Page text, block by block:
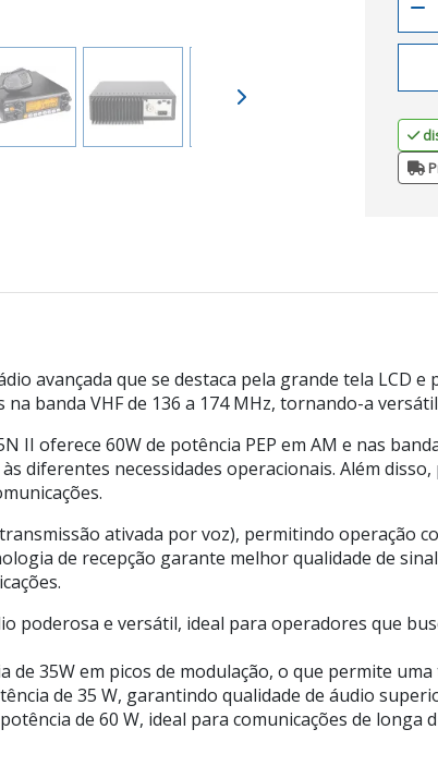
avançada que se destaca pela grande tela LCD
na banda VHF de 136 a 174 MHz, tornando-a
II oferece 60W de potência PEP em AM e nas
diferentes necessidades operacionais. Além
ativada por voz), permitindo operação
de recepção garante melhor qualidade de
poderosa e versátil, ideal para operadores que
de 35W em picos de modulação, o que permite
de 35 W, garantindo qualidade de áudio
potência de 60 W, ideal para comunicações de